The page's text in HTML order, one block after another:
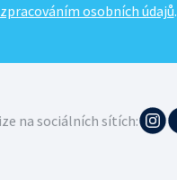
zpracováním osobních údajů.